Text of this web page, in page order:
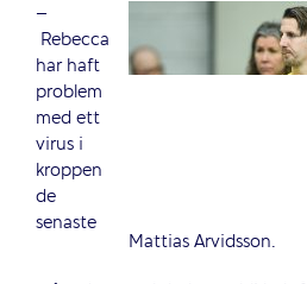
Mattias Arvidsson.
–
Rebecca
har haft
problem
med ett
virus i
kroppen
de
senaste